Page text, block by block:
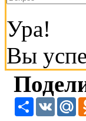
Ура!
Вы
Share VK